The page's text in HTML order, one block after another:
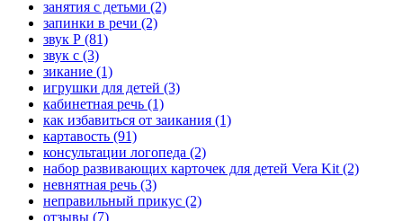
занятия с детьми (2)
запинки в речи (2)
звук Р (81)
звук с (3)
зикание (1)
игрушки для детей (3)
кабинетная речь (1)
как избавиться от заикания (1)
картавость (91)
консультации логопеда (2)
набор развивающих карточек для детей Vera Kit (2)
невнятная речь (3)
неправильный прикус (2)
отзывы (7)